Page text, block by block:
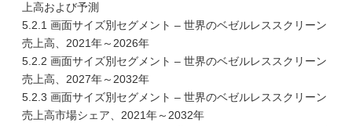
上高および予測
5.2.1 画面サイズ別セグメント – 世界のベゼルレススクリーン
売上高、2021年～2026年
5.2.2 画面サイズ別セグメント – 世界のベゼルレススクリーン
売上高、2027年～2032年
5.2.3 画面サイズ別セグメント – 世界のベゼルレススクリーン
売上高市場シェア、2021年～2032年